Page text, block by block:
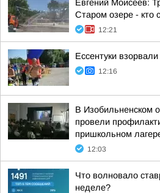
Евгений Моисеев:
Старом озере - кто
12:21
Ессентуки
12:16
В Изобильненском
провели
пришкольном
12:03
Что волновало
неделе?